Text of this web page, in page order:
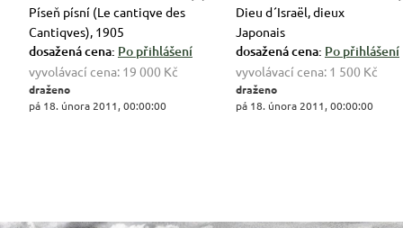
Píseň písní (Le cantiqve des
Cantiqves), 1905
dosažená cena: Po přihlášení
vyvolávací cena: 19 000 Kč
draženo
pá 18. února 2011, 00:00:00
Dieu d´Israël, dieux
Japonais
dosažená cena: Po přihlášení
vyvolávací cena: 1 500 Kč
draženo
pá 18. února 2011, 00:00:00